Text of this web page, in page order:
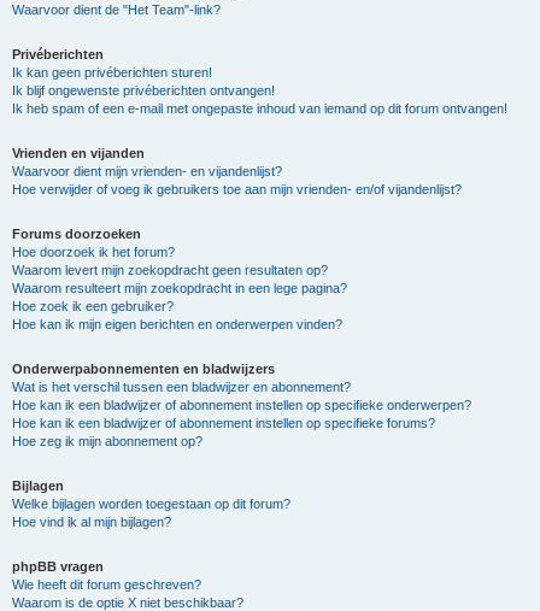
Waarvoor dient de "Het Team"-link?
Privéberichten
Ik kan geen privéberichten sturen!
Ik blijf ongewenste privéberichten ontvangen!
Ik heb spam of een e-mail met ongepaste inhoud van iemand op dit forum ontvangen!
Vrienden en vijanden
Waarvoor dient mijn vrienden- en vijandenlijst?
Hoe verwijder of voeg ik gebruikers toe aan mijn vrienden- en/of vijandenlijst?
Forums doorzoeken
Hoe doorzoek ik het forum?
Waarom levert mijn zoekopdracht geen resultaten op?
Waarom resulteert mijn zoekopdracht in een lege pagina?
Hoe zoek ik een gebruiker?
Hoe kan ik mijn eigen berichten en onderwerpen vinden?
Onderwerpabonnementen en bladwijzers
Wat is het verschil tussen een bladwijzer en abonnement?
Hoe kan ik een bladwijzer of abonnement instellen op specifieke onderwerpen?
Hoe kan ik een bladwijzer of abonnement instellen op specifieke forums?
Hoe zeg ik mijn abonnement op?
Bijlagen
Welke bijlagen worden toegestaan op dit forum?
Hoe vind ik al mijn bijlagen?
phpBB vragen
Wie heeft dit forum geschreven?
Waarom is de optie X niet beschikbaar?